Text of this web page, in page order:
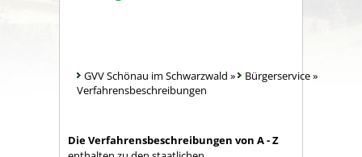
GVV Schönau im Schwarzwald » Bürgerservice»
Verfahrensbeschreibungen
Die Verfahrensbeschreibungen von A - Z